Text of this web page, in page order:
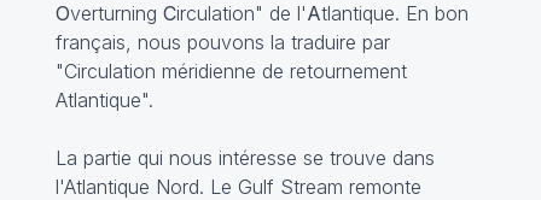
Overturning Circulation" de l'Atlantique. En bon
français, nous pouvons la traduire par
"Circulation méridienne de retournement
Atlantique".
La partie qui nous intéresse se trouve dans
l'Atlantique Nord. Le Gulf Stream remonte